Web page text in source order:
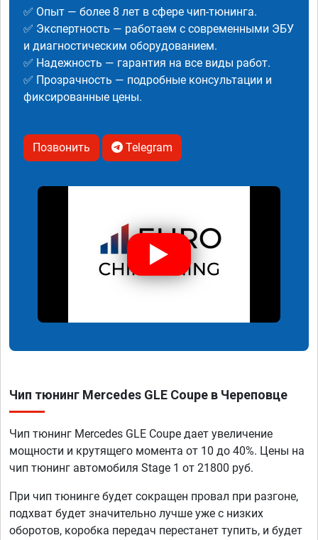
✅ Опыт — более 8 лет в сфере чип-тюнинга.
✅ Экспертность — работаем с современными ЭБУ
и диагностическим оборудованием.
✅ Надежность — гарантия на все виды работ.
✅ Прозрачность — подробные консультации и
фиксированные цены.
Позвонить Telegram
Чип тюнинг Mercedes GLE Coupe в Череповце
Чип тюнинг Mercedes GLE Coupe дает увеличение
мощности и крутящего момента от 10 до 40%. Цены на
чип тюнинг автомобиля Stage 1 от 21800 руб.
При чип тюнинге будет сокращен провал при разгоне,
подхват будет значительно лучше уже с низких
оборотов, коробка передач перестанет тупить, и будет